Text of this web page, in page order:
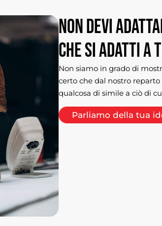
Nondevi
chesiadattia
Non siamo in grado di
certo che dal nostro
qualcosa di simile a ciò di
Parliamo della tua